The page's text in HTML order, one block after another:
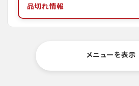
品切れ情報
メニューを表示